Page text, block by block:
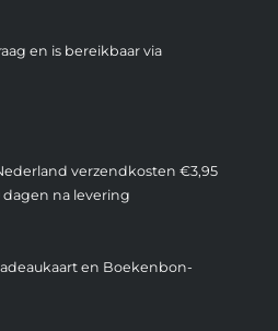
en is bereikbaar via
verzendkosten €3,95
na levering
en Boekenbon-